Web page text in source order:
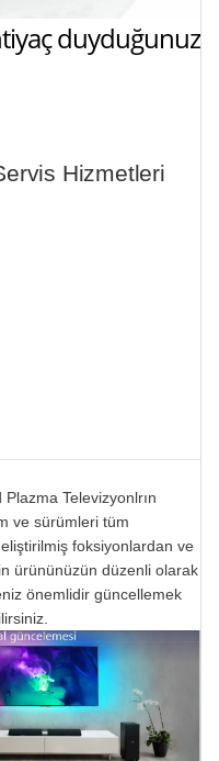
duyduğunuz
Hizmetleri
Televizyonlrın
ve sürümleri tüm
foksiyonlardan ve
ürününüzün düzenli olarak
önemlidir güncellemek